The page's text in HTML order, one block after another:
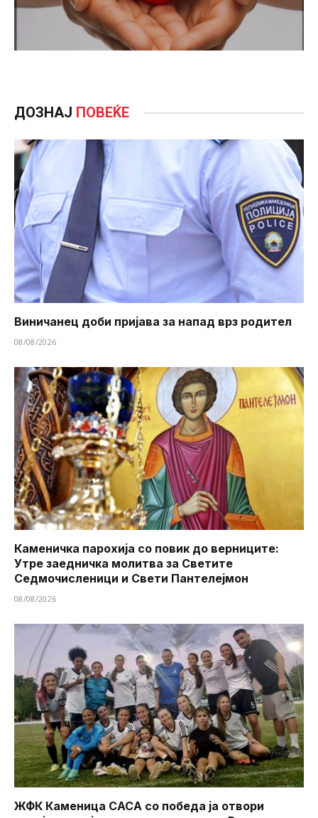
ДОЗНАЈ ПОВЕЌЕ
Виничанец доби пријава за напад врз родител
08/08/2026
Каменичка парохија со повик до верниците:
Утре заедничка молитва за Светите
Седмочисленици и Свети Пантелејмон
08/08/2026
ЖФК Каменица САСА со победа ја отвори